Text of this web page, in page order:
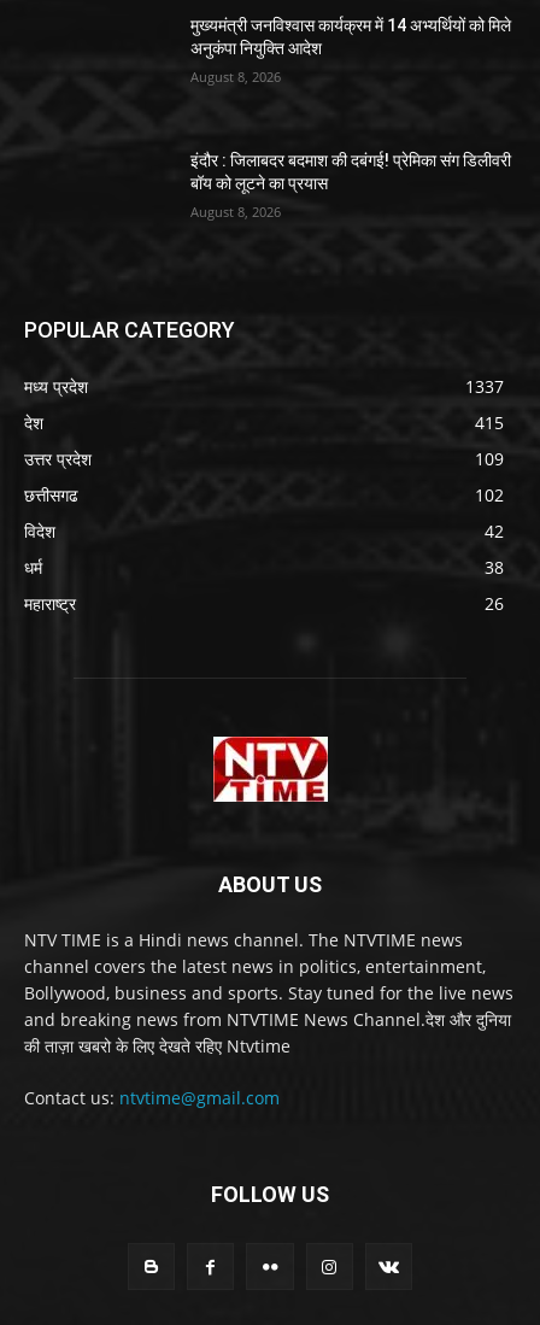
मुख्यमंत्री जनविश्वास कार्यक्रम में 14 अभ्यर्थियों को मिले
अनुकंपा नियुक्ति आदेश
August 8, 2026
इंदौर : जिलाबदर बदमाश की दबंगई! प्रेमिका संग डिलीवरी
बॉय को लूटने का प्रयास
August 8, 2026
POPULAR CATEGORY
मध्य प्रदेश
1337
देश
415
उत्तर प्रदेश
109
छत्तीसगढ
102
विदेश
42
धर्म
38
महाराष्ट्र
26
ABOUT US
NTV TIME is a Hindi news channel. The NTVTIME news
channel covers the latest news in politics, entertainment,
Bollywood, business and sports. Stay tuned for the live news
and breaking news from NTVTIME News Channel.देश और दुनिया
की ताज़ा खबरो के लिए देखते रहिए Ntvtime
Contact us: ntvtime@gmail.com
FOLLOW US